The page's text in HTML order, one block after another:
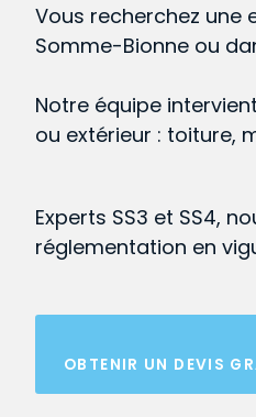
Vous recherchez une
Somme-Bionne ou
Notre équipe
ou extérieur : toiture,
Experts SS3 et SS4,
réglementation en
OBTENIR UN DEVIS